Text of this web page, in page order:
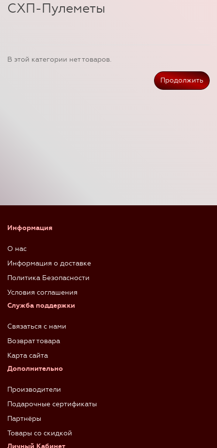
СХП-Пулеметы
В этой категории нет товаров.
Продолжить
Информация
О нас
Информация о доставке
Политика Безопасности
Условия соглашения
Служба поддержки
Связаться с нами
Возврат товара
Карта сайта
Дополнительно
Производители
Подарочные сертификаты
Партнёры
Товары со скидкой
Личный Кабинет